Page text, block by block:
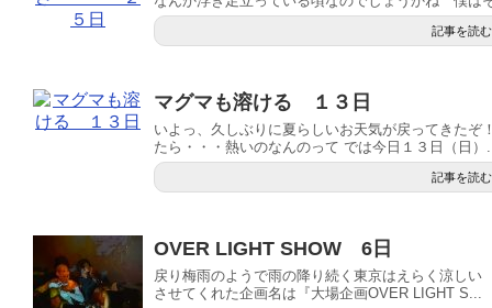
記事を読む
マグマも溶ける １３日
いよっ、久しぶりに夏らしいお天気が戻ってきた
たら・・・熱いのなんのって では今日１３日（日）
記事を読む
OVER LIGHT SHOW 6日
戻り梅雨のようで雨の降り続く東京はえらく涼し
させてくれた企画名は『大場企画OVER LIGHT S...